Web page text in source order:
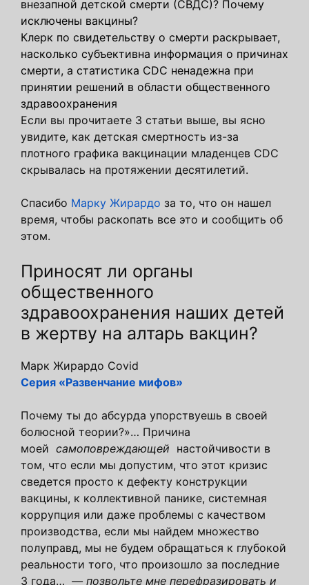
внезапной детской смерти (СВДС)? Почему
исключены вакцины?
Клерк по свидетельству о смерти раскрывает,
насколько субъективна информация о причинах
смерти, а статистика CDC ненадежна при
принятии решений в области общественного
здравоохранения
Если вы прочитаете 3 статьи выше, вы ясно
увидите, как детская смертность из-за
плотного графика вакцинации младенцев CDC
скрывалась на протяжении десятилетий.
Спасибо Марку Жирардо за то, что он нашел
время, чтобы раскопать все это и сообщить об
этом.
Приносят ли органы
общественного
здравоохранения наших детей
в жертву на алтарь вакцин?
Марк Жирардо Covid
Серия «Развенчание мифов»
Почему ты до абсурда упорствуешь в своей
болюсной теории?»… Причина
моей самоповреждающей настойчивости в
том, что если мы допустим, что этот кризис
сведется просто к дефекту конструкции
вакцины, к коллективной панике, системная
коррупция или даже проблемы с качеством
производства, если мы найдем множество
полуправд, мы не будем обращаться к глубокой
реальности того, что произошло за последние
3 года… — позвольте мне перефразировать и